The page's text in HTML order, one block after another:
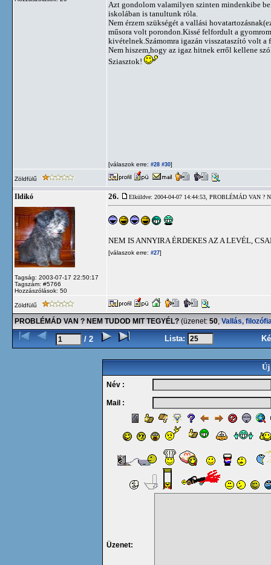
Azt gondolom valamilyen szinten mindenkibe
iskolában is tanultunk róla.
Nem érzem szükségét a vallási
műsora volt porondon.Kissé felfordult a
kivételnek.Számomra igazán visszataszító volt
Nem hiszem,hogy az igaz hitnek erről kellene
Sziasztok!
[válaszok erre: #28 #30]
Zöldfülű
Ildikó
Tagság: 2003-07-17 22:50:17
Tagszám: #5766
Hozzászólások: 50
26. Elküldve: 2004-04-07 14:44:53, PROBLÉMÁD VAN ?
NEM IS ANNYIRA ÉRDEKES AZ A LEVÉL,
[válaszok erre: #27]
Zöldfülű
PROBLÉMÁD VAN ? NEM TUDOD MIT TEGYÉL? (üzenet: 50, Vallás,
/ 2 Lista:
Új
Név :
Mail :
Üzenet: